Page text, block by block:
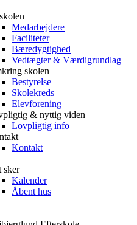
Medarbejdere
Faciliteter
Bæredygtighed
Vedtægter & Værdigrundlag
skolen
Bestyrelse
Skolekreds
Elevforening
& nyttig viden
Lovpligtig info
Kontakt
sker
Kalender
Åbent hus